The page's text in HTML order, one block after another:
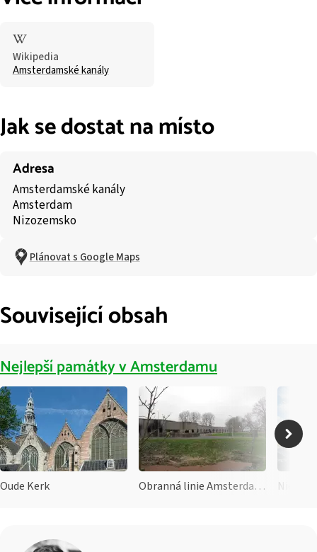
Wikipedia
Amsterdamské kanály
Jak se dostat na místo
Adresa
Amsterdamské kanály
Amsterdam
Nizozemsko
Plánovat s Google Maps
Související obsah
Nejlepší památky v Amsterdamu
Oude Kerk Obranná linie Amsterdamu Nieuwe